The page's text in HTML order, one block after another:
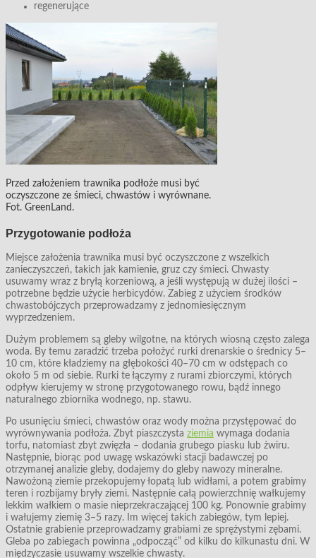
regenerujące
Przed założeniem trawnika podłoże musi być
oczyszczone ze śmieci, chwastów i wyrównane.
Fot. GreenLand.
Przygotowanie podłoża
Miejsce założenia trawnika musi być oczyszczone z wszelkich
zanieczyszczeń, takich jak kamienie, gruz czy śmieci. Chwasty
usuwamy wraz z bryłą korzeniową, a jeśli występują w dużej ilości –
potrzebne będzie użycie herbicydów. Zabieg z użyciem środków
chwastobójczych przeprowadzamy z jednomiesięcznym
wyprzedzeniem.
Dużym problemem są gleby wilgotne, na których wiosną często zalega
woda. By temu zaradzić trzeba położyć rurki drenarskie o średnicy 5–
10 cm, które kładziemy na głębokości 40–70 cm w odstępach co
około 5 m od siebie. Rurki te łączymy z rurami zbiorczymi, których
odpływ kierujemy w stronę przygotowanego rowu, bądź innego
naturalnego zbiornika wodnego, np. stawu.
Po usunięciu śmieci, chwastów oraz wody można przystępować do
wyrównywania podłoża. Zbyt piaszczysta ziemia wymaga dodania
torfu, natomiast zbyt zwięzła – dodania grubego piasku lub żwiru.
Następnie, biorąc pod uwagę wskazówki stacji badawczej po
otrzymanej analizie gleby, dodajemy do gleby nawozy mineralne.
Nawożoną ziemie przekopujemy łopatą lub widłami, a potem grabimy
teren i rozbijamy bryły ziemi. Następnie całą powierzchnię wałkujemy
lekkim wałkiem o masie nieprzekraczającej 100 kg. Ponownie grabimy
i wałujemy ziemię 3–5 razy. Im więcej takich zabiegów, tym lepiej.
Ostatnie grabienie przeprowadzamy grabiami ze sprężystymi zębami.
Gleba po zabiegach powinna „odpocząć” od kilku do kilkunastu dni. W
międzyczasie usuwamy wszelkie chwasty.